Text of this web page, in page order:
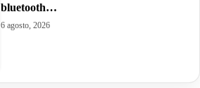
bluetooth…
6 agosto, 2026